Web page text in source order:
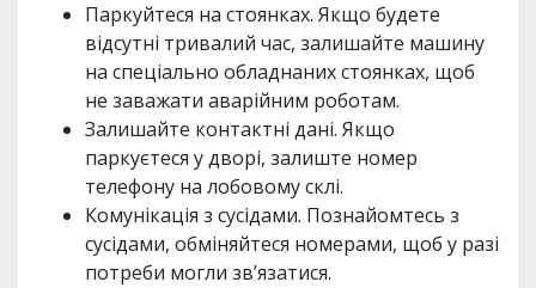
Паркуйтеся на стоянках. Якщо будете
відсутні тривалий час, залишайте машину
на спеціально обладнаних стоянках, щоб
не заважати аварійним роботам.
Залишайте контактні дані. Якщо
паркуєтеся у дворі, залиште номер
телефону на лобовому склі.
Комунікація з сусідами. Познайомтесь з
сусідами, обміняйтеся номерами, щоб у разі
потреби могли зв’язатися.